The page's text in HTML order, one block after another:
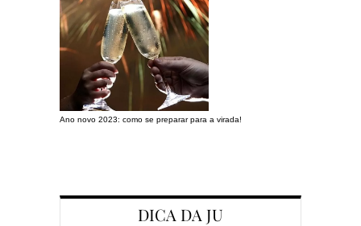
Ano novo 2023: como se preparar para a virada!
DICA DA JU